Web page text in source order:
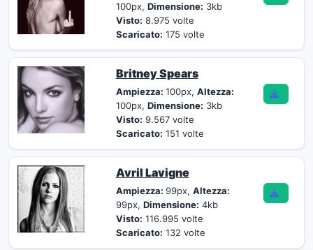
100px, Dimensione: 3kb
Visto: 8.975 volte
Scaricato: 175 volte
Britney Spears
Ampiezza: 100px, Altezza:
100px, Dimensione: 3kb
Visto: 9.567 volte
Scaricato: 151 volte
Avril Lavigne
Ampiezza: 99px, Altezza:
99px, Dimensione: 4kb
Visto: 116.995 volte
Scaricato: 132 volte